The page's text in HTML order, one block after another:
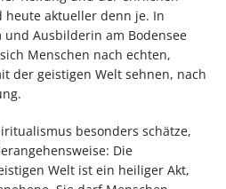
heute aktueller denn je. In
Ausbilderin am Bodensee
Menschen nach echten,
der geistigen Welt sehnen, nach
besonders schätze,
Die
Welt ist ein heiliger Akt,